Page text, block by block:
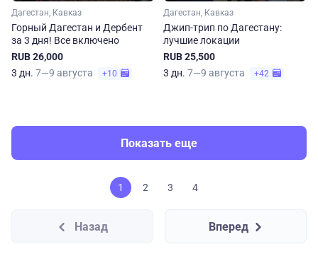
Дагестан, Кавказ
Горный Дагестан и Дербент
за 3 дня! Все включено
RUB 26,000
3 дн. 7—9 августа +10
Дагестан, Кавказ
Джип-трип по Дагестану:
лучшие локации
RUB 25,500
3 дн. 7—9 августа +42
Показать еще
1 2 3 4
Назад Вперед